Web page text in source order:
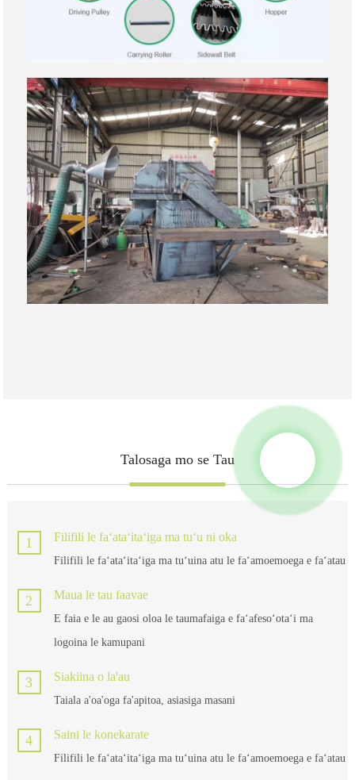
Talosaga mo se Tau
1 Filifili le faʻataʻitaʻiga ma tuʻu ni oka
Filifili le faʻataʻitaʻiga ma tuʻuina atu le faʻamoemoega e faʻatau
2 Maua le tau faavae
E faia e le au gaosi oloa le taumafaiga e faʻafesoʻotaʻi ma
logoina le kamupani
3 Siakiina o la'au
Taiala a'oa'oga fa'apitoa, asiasiga masani
4 Saini le konekarate
Filifili le faʻataʻitaʻiga ma tuʻuina atu le faʻamoemoega e faʻatau